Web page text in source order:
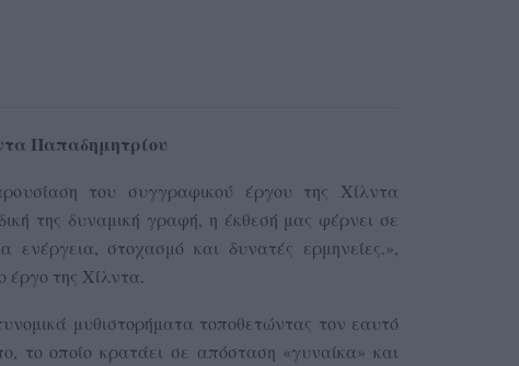
Παπαδημητρίου
του συγγραφικού έργου της Χίλντα
της δυναμική γραφή, η έκθεσή μας φέρνει σε
ενέργεια, στοχασμό και δυνατές ερμηνείες.»,
έργο της Χίλντα.
μυθιστορήματα τοποθετώντας τον εαυτό
το οποίο κρατάει σε απόσταση «γυναίκα» και